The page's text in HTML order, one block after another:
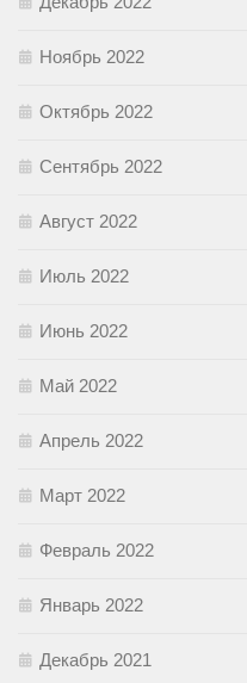
Ноябрь 2022
Октябрь 2022
Сентябрь 2022
Август 2022
Июль 2022
Июнь 2022
Май 2022
Апрель 2022
Март 2022
Февраль 2022
Январь 2022
Декабрь 2021